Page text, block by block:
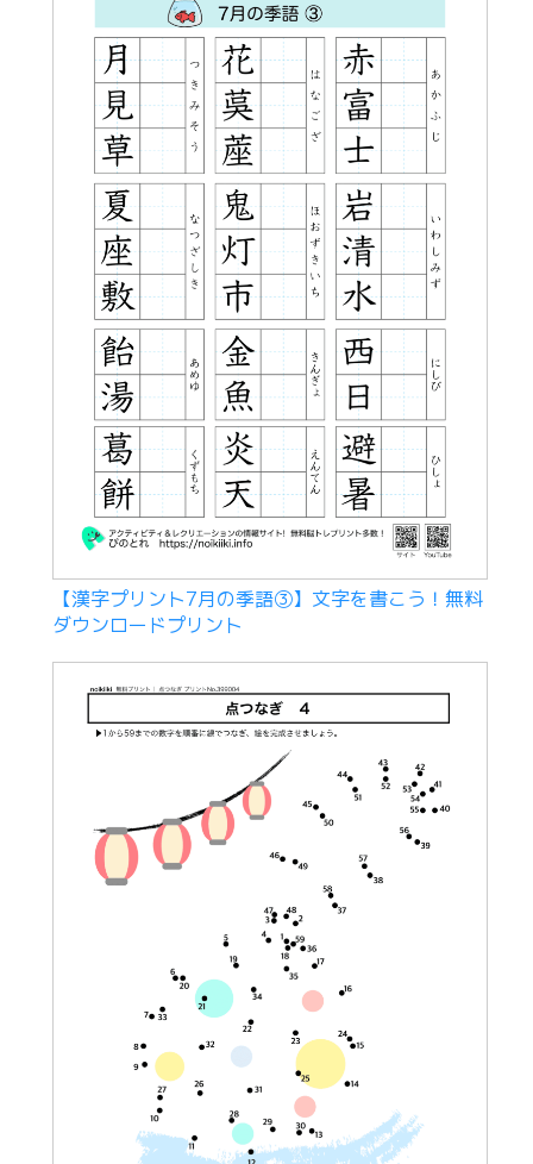
【漢字プリント7月の季語③】文字を書こう！無料
ダウンロードプリント